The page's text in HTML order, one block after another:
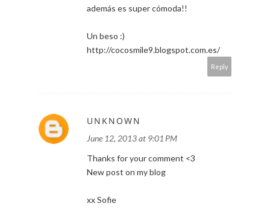
además es super cómoda!!
Un beso :)
http://cocosmile9.blogspot.com.es/
Reply
UNKNOWN
June 12, 2013 at 9:01 PM
Thanks for your comment <3
New post on my blog
xx Sofie